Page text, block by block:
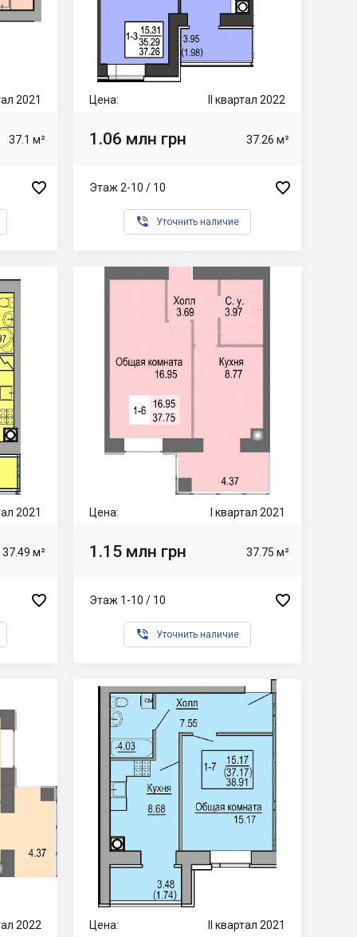
2021
37.1 м²

Цена: II квартал 2022
1.06 млн грн 37.26 м²
Этаж 2-10 / 10 
 Уточнить наличие
2021
37.49 м²

Цена: I квартал 2021
1.15 млн грн 37.75 м²
Этаж 1-10 / 10 
 Уточнить наличие
2022 Цена: II квартал 2021